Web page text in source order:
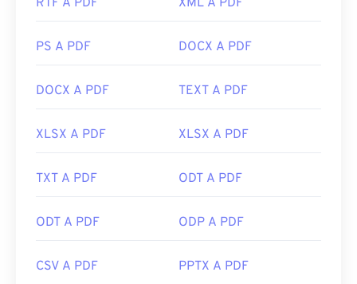
RTF A PDF XML A PDF
PS A PDF DOCX A PDF
DOCX A PDF TEXT A PDF
XLSX A PDF XLSX A PDF
TXT A PDF ODT A PDF
ODT A PDF ODP A PDF
CSV A PDF PPTX A PDF